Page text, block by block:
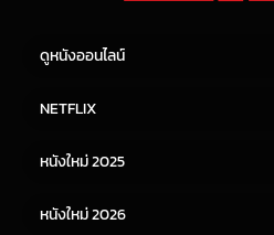
ดูหนังออนไลน์
หนังจีน
NETFLIX
หนังใหม่ 2025
หนังใหม่ 2026